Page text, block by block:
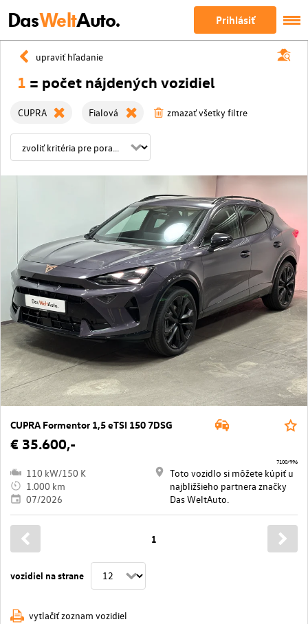
DasWeltAuto. Prihlásiť
upraviť hľadanie
1 = počet nájdených vozidiel
CUPRA Fialová zmazať všetky filtre
CUPRA Formentor 1,5 eTSI 150 7DSG
€ 35.600,-
110 kW/150 K
1.000 km
07/2026
Toto vozidlo si môžete kúpiť u
najbližšieho partnera značky
Das WeltAuto.
7100/996
vozidiel na strane
1
vytlačiť zoznam vozidiel